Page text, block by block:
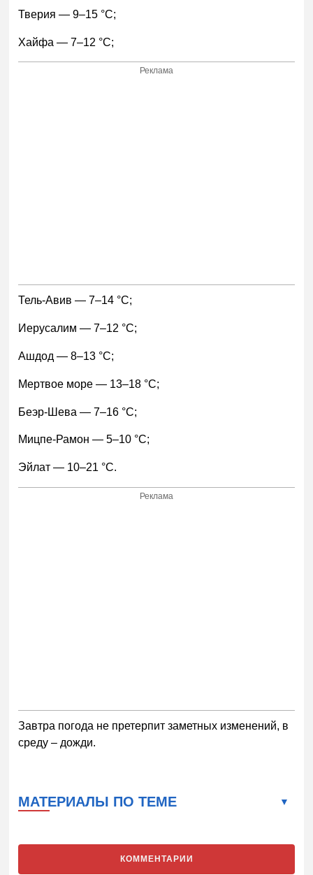
Тверия — 9–15 °С;
Хайфа — 7–12 °С;
Реклама
Тель-Авив — 7–14 °С;
Иерусалим — 7–12 °С;
Ашдод — 8–13 °С;
Мертвое море — 13–18 °С;
Беэр-Шева — 7–16 °С;
Мицпе-Рамон — 5–10 °С;
Эйлат — 10–21 °С.
Реклама
Завтра погода не претерпит заметных изменений, в
среду – дожди.
МАТЕРИАЛЫ ПО ТЕМЕ
КОММЕНТАРИИ